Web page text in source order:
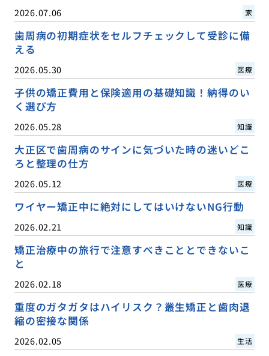
2026.07.06 家
歯周病の初期症状をセルフチェックして受診に備
える
2026.05.30 医療
子供の矯正費用と保険適用の基礎知識！納得のい
く選び方
2026.05.28 知識
大正区で歯周病のサインに気づいた時の迷いどこ
ろと整理の仕方
2026.05.12 医療
ワイヤー矯正中に絶対にしてはいけないNG行動
2026.02.21 知識
矯正治療中の旅行で注意すべきこととできないこ
と
2026.02.18 医療
重度のガタガタはハイリスク？叢生矯正と歯肉退
縮の密接な関係
2026.02.05 生活